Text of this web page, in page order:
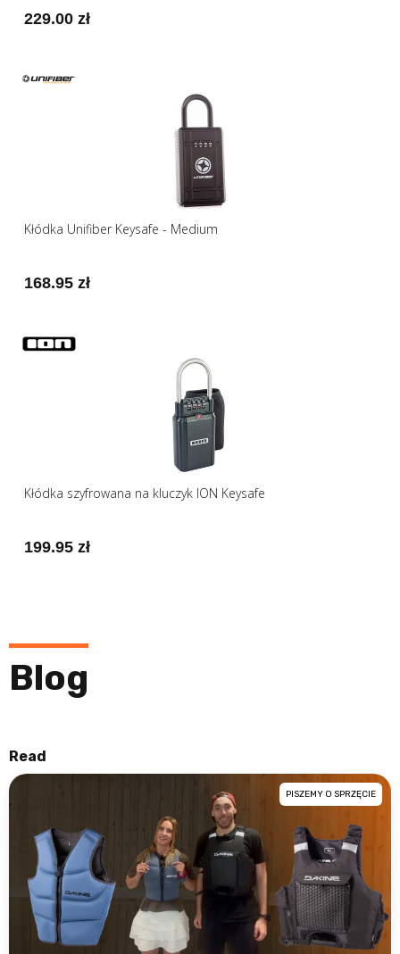
229.00 zł
Kłódka Unifiber Keysafe - Medium
168.95 zł
Kłódka szyfrowana na kluczyk ION Keysafe
199.95 zł
Blog
Read
PISZEMY O SPRZĘCIE